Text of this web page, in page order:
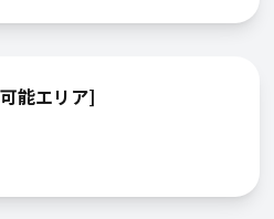
能エリア]